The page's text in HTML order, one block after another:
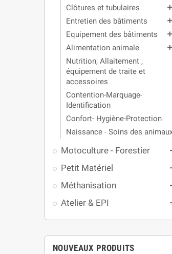
Clôtures et tubulaires
add
Entretien des bâtiments add
Equipement des bâtiments add
Alimentation animale add
Nutrition, Allaitement ,
équipement de traite et
accessoires
Contention-Marquage-
Identification
Confort- Hygiène-Protection
Naissance - Soins des
Motoculture - Forestier
Petit Matériel
Méthanisation
Atelier & EPI
NOUVEAUX PRODUITS